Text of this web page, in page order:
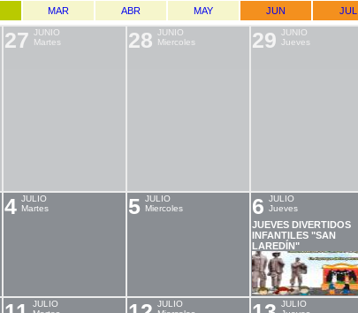
MAR ABR MAY JUN JUL
27 JUNIO
Martes
28 JUNIO
Miercoles
29 JUNIO
Jueves
4 JULIO
Martes
5 JULIO
Miercoles
6 JULIO
Jueves
JUEVES DIVERTIDOS
INFANTILES "SAN
LAREDÍN"
JULIO
JULIO
JULIO